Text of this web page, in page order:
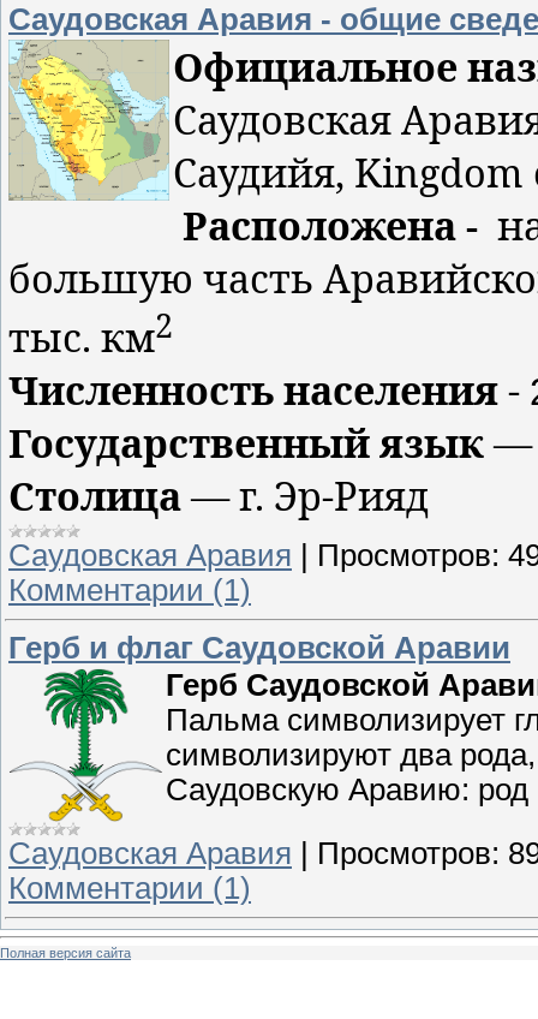
Саудовская Аравия - общие
Официальное
Саудовская
Саудийя, Kingdom
Расположена -
большую часть
тыс. км2
Численность населения-
Государственный язык—
Столица— г. Эр-Рияд
Саудовская Аравия Просмотров:
Комментарии (1)
Герб и флаг Саудовской Аравии
Герб Саудовской
Пальма символизирует
символизируют два
Саудовскую Аравию:
Саудовская Аравия
Просмотров:
Комментарии (1)
Полная версия сайта